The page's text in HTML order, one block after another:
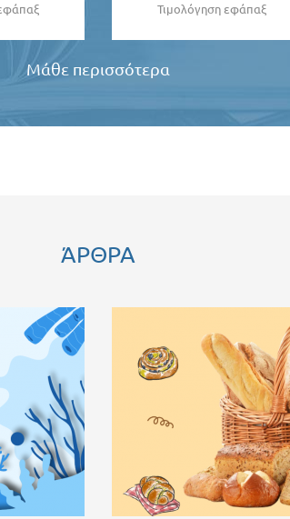
Τιμολόγηση εφάπαξ
Μάθε περισσότερα
ΆΡΘΡΑ